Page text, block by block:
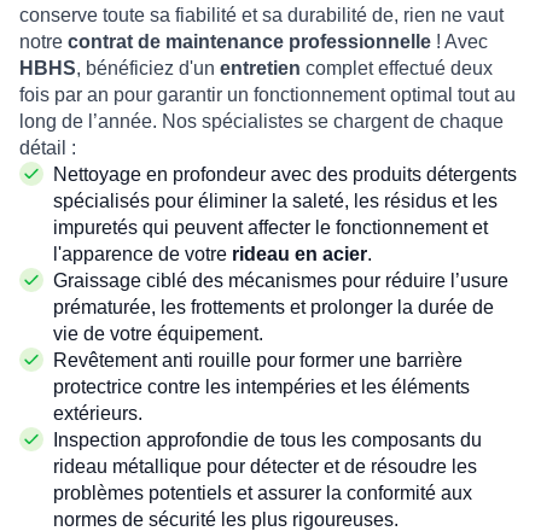
conserve toute sa fiabilité et sa durabilité de, rien ne vaut
notre contrat de maintenance professionnelle ! Avec
HBHS, bénéficiez d'un entretien complet effectué deux
fois par an pour garantir un fonctionnement optimal tout au
long de l’année. Nos spécialistes se chargent de chaque
détail :
Nettoyage en profondeur avec des produits détergents
spécialisés pour éliminer la saleté, les résidus et les
impuretés qui peuvent affecter le fonctionnement et
l'apparence de votre rideau en acier.
Graissage ciblé des mécanismes pour réduire l’usure
prématurée, les frottements et prolonger la durée de
vie de votre équipement.
Revêtement anti rouille pour former une barrière
protectrice contre les intempéries et les éléments
extérieurs.
Inspection approfondie de tous les composants du
rideau métallique pour détecter et de résoudre les
problèmes potentiels et assurer la conformité aux
normes de sécurité les plus rigoureuses.